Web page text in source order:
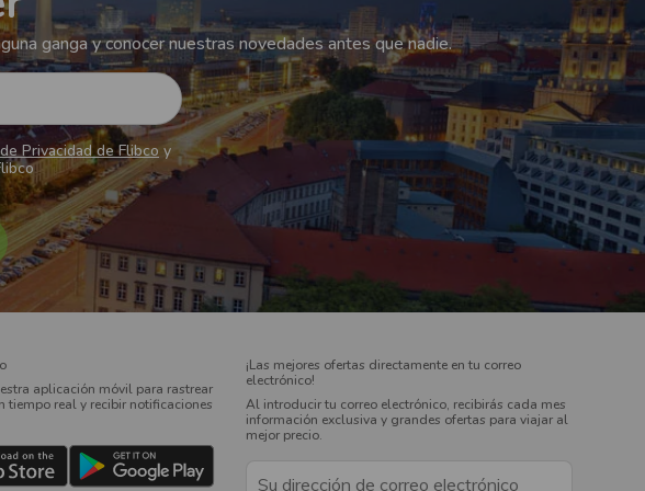
ganga y conocer nuestras novedades antes que nadie.
Privacidad de Flibco y
¡Las mejores ofertas directamente en tu correo
electrónico!
Al introducir tu correo electrónico, recibirás cada mes
información exclusiva y grandes ofertas para viajar al
mejor precio.
aplicación móvil para rastrear
tiempo real y recibir notificaciones